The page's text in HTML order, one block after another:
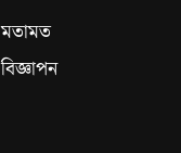
মতামত
বিজ্ঞাপন